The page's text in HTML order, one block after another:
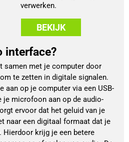
verwerken.
BEKIJK
interface?
samen met je computer door
te zetten in digitale signalen.
aan op je computer via een USB-
je microfoon aan op de audio-
ervoor dat het geluid van je
naar een digitaal formaat dat je
Hierdoor krijg je een betere